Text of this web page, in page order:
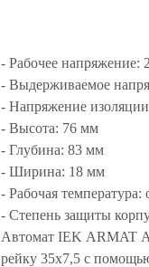
- Рабочее напряжение:
- Выдерживаемое
- Напряжение
- Высота: 76 мм
- Глубина: 83 мм
- Ширина: 18 мм
- Рабочая
- Степень защиты
Автомат IEK ARMAT
рейку 35x7,5 с